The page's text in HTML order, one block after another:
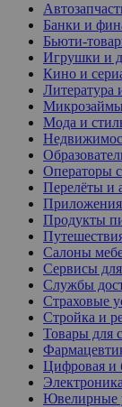
Банки и
Бьюти-
Игрушки и
Кино и
Литература
Микрозаймы
Мода и
Операторы
Перелёты и
Продукты
Салоны
Сервисы для
Службы
Страховые
Стройка и
Товары для
Цифровая и
Ювелирные